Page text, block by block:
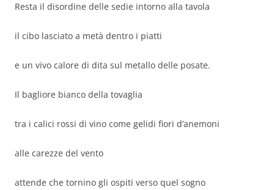
Resta il disordine delle sedie intorno alla tavola
il cibo lasciato a metà dentro i piatti
e un vivo calore di dita sul metallo delle posate.
Il bagliore bianco della tovaglia
tra i calici rossi di vino come gelidi fiori d’anemoni
alle carezze del vento
attende che tornino gli ospiti verso quel sogno